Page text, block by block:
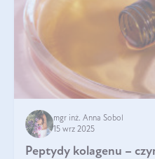
mgr inż. Anna Sobol
15 wrz 2025
Peptydy kolagenu –